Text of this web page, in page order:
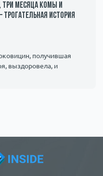
три месяца комы и
история
получившая
выздоровела, и